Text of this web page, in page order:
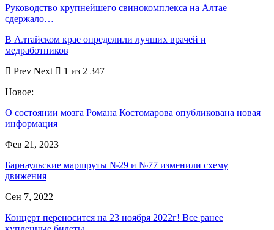
Руководство крупнейшего свинокомплекса на Алтае
сдержало…
В Алтайском крае определили лучших врачей и
медработников
Prev Next
1 из 2 347
Новое:
О состоянии мозга Романа Костомарова опубликована новая
информация
Фев 21, 2023
Барнаульские маршруты №29 и №77 изменили схему
движения
Сен 7, 2022
Концерт переносится на 23 ноября 2022г! Все ранее